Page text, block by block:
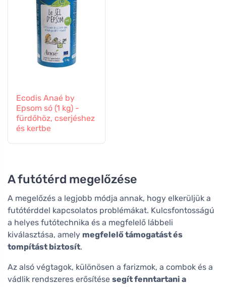
Ecodis Anaé by
Epsom só (1 kg) -
fürdőhöz, cserjéshez
és kertbe
A futótérd megelőzése
A megelőzés a legjobb módja annak, hogy elkerüljük a
futótérddel kapcsolatos problémákat. Kulcsfontosságú
a helyes futótechnika és a megfelelő lábbeli
kiválasztása, amely megfelelő támogatást és
tompítást biztosít.
Az alsó végtagok, különösen a farizmok, a combok és a
vádlik rendszeres erősítése segít fenntartani a